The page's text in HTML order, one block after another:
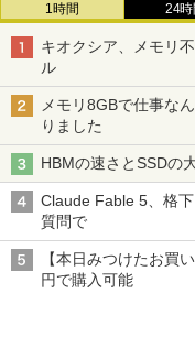
1時間 24時
キオクシア、メモリ
ル
メモリ8GBで仕事な
りました
HBMの速さとSSDの
Claude Fable 5、格
質問で
【本日みつけたお買
円で購入可能